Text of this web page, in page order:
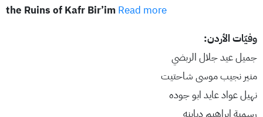
the Ruins of Kafr Bir’im Read more
وفيّات الأردن:
جميل عيد جلال الربضي
منير نجيب موسى شاحتيت
نهيل عواد عايد ابو جوده
رسمية ابراهيم دبابنه